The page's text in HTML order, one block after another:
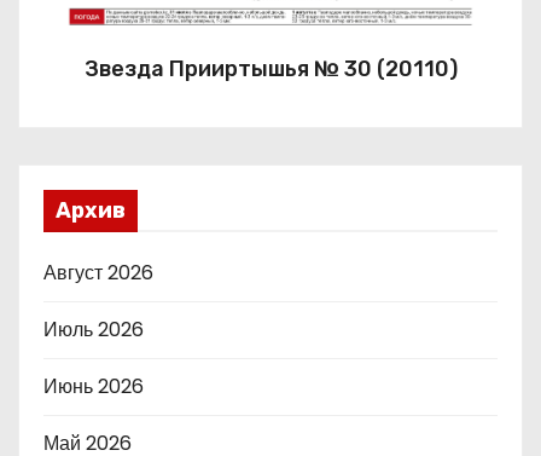
Звезда Прииртышья № 30 (20110)
Архив
Август 2026
Июль 2026
Июнь 2026
Май 2026